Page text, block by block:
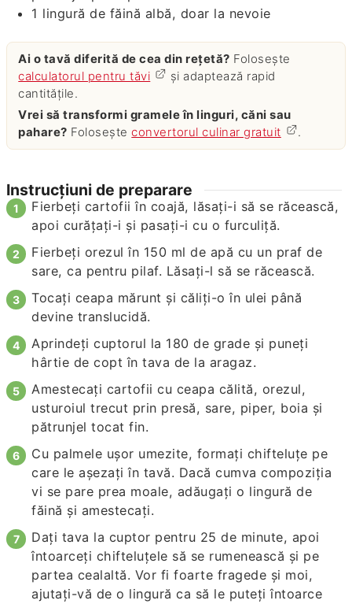
1 lingurăde făină albă, doar la nevoie
Ai o tavă diferită de cea din rețetă? Folosește
calculatorul pentru tăvi
și adaptează rapid
cantitățile.
Vrei să transformi gramele în linguri, căni sau
pahare? Foloseșteconvertorul culinar gratuit .
Instrucțiuni de preparare
Fierbeți cartofii în coajă, lăsați-i să se răcească,
apoi curățați-i și pasați-i cu o furculiță.
Fierbeți orezul în 150 ml de apă cu un praf de
sare, ca pentru pilaf. Lăsați-l să se răcească.
Tocați ceapa mărunt și căliți-o în ulei până
devine translucidă.
Aprindeți cuptorul la 180 de grade și puneți
hârtie de copt în tava de la aragaz.
Amestecați cartofii cu ceapa călită, orezul,
usturoiul trecut prin presă, sare, piper, boia și
pătrunjel tocat fin.
Cu palmele ușor umezite, formați chifteluțe pe
care le așezați în tavă. Dacă cumva compoziția
vi se pare prea moale, adăugați o lingură de
făină și amestecați.
Dați tava la cuptor pentru 25 de minute, apoi
întoarceți chifteluțele să se rumenească și pe
partea cealaltă. Vor fi foarte fragede și moi,
ajutați-vă de o lingură ca să le puteți întoarce